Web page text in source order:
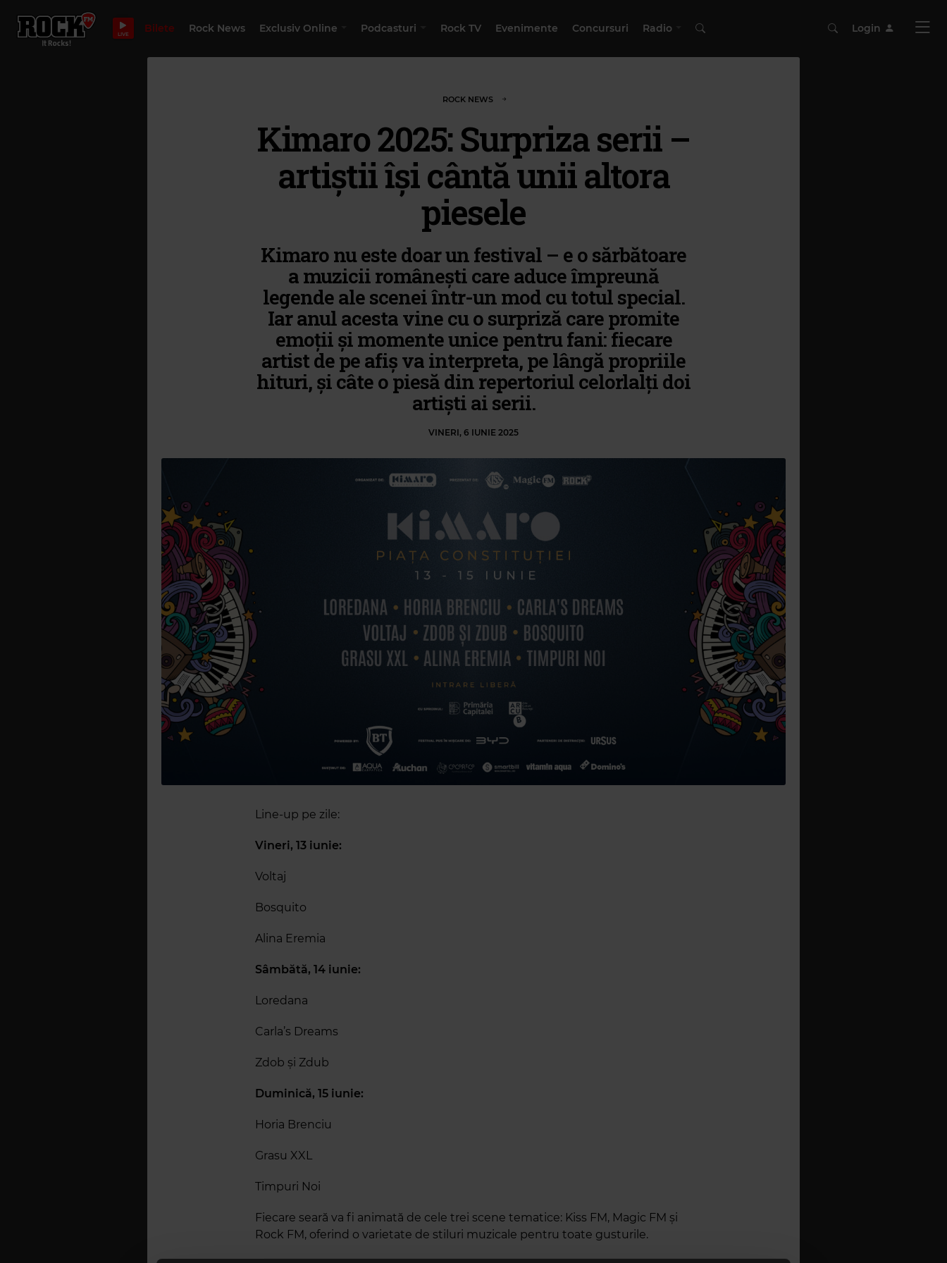
LIVE Bilete Rock News Exclusiv Online Podcasturi Rock TV Evenimente Concursuri Radio Login
ROCK NEWS
Kimaro 2025: Surpriza serii –
artiștii își cântă unii altora
piesele
Kimaro nu este doar un festival – e o sărbătoare
a muzicii românești care aduce împreună
legende ale scenei într-un mod cu totul special.
Iar anul acesta vine cu o surpriză care promite
emoții și momente unice pentru fani: fiecare
artist de pe afiș va interpreta, pe lângă propriile
hituri, și câte o piesă din repertoriul celorlalți doi
artiști ai serii.
VINERI, 6 IUNIE 2025
Line-up pe zile:
Vineri, 13 iunie:
Voltaj
Bosquito
Alina Eremia
Sâmbătă, 14 iunie:
Loredana
Carla’s Dreams
Zdob și Zdub
Duminică, 15 iunie:
Horia Brenciu
Grasu XXL
Timpuri Noi
Fiecare seară va fi animată de cele trei scene tematice: Kiss FM, Magic FM și
Rock FM, oferind o varietate de stiluri muzicale pentru toate gusturile.